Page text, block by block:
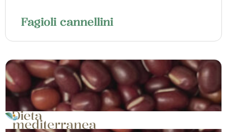
Fagioli cannellini